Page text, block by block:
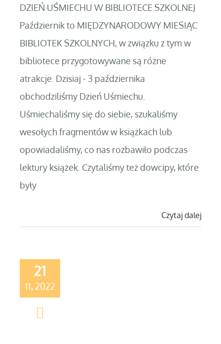
DZIEŃ UŚMIECHU W BIBLIOTECE SZKOLNEJ
Październik to MIĘDZYNARODOWY MIESIĄC
BIBLIOTEK SZKOLNYCH, w związku z tym w
bibliotece przygotowywane są różne
atrakcje. Dzisiaj - 3 października
obchodziliśmy Dzień Uśmiechu.
Uśmiechaliśmy się do siebie, szukaliśmy
wesołych fragmentów w książkach lub
opowiadaliśmy, co nas rozbawiło podczas
lektury książek. Czytaliśmy też dowcipy, które
były
Czytaj dalej
21
11, 2022